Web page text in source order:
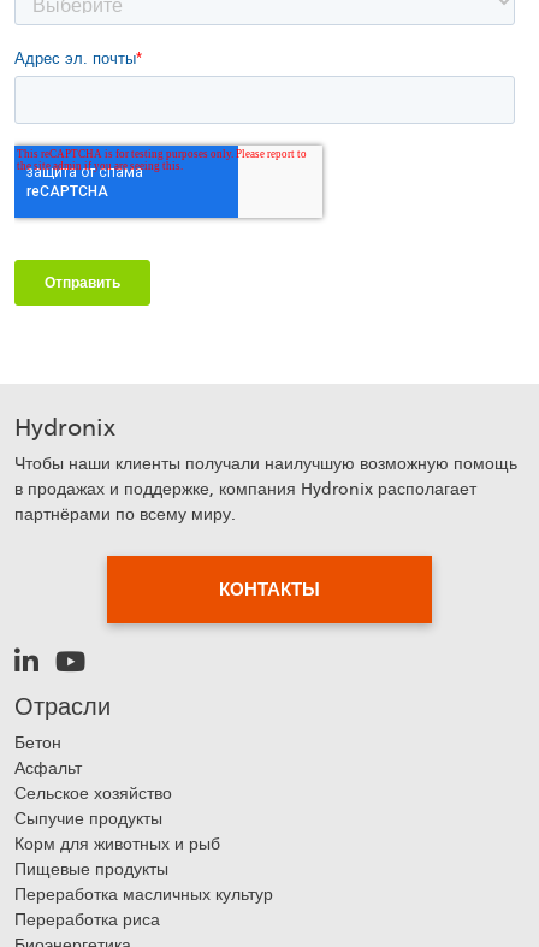
Hydronix
Чтобы наши клиенты получали наилучшую возможную помощь
в продажах и поддержке, компания Hydronix располагает
партнёрами по всему миру.
КОНТАКТЫ
Отрасли
Бетон
Асфальт
Сельское хозяйство
Сыпучие продукты
Корм для животных и рыб
Пищевые продукты
Переработка масличных культур
Переработка риса